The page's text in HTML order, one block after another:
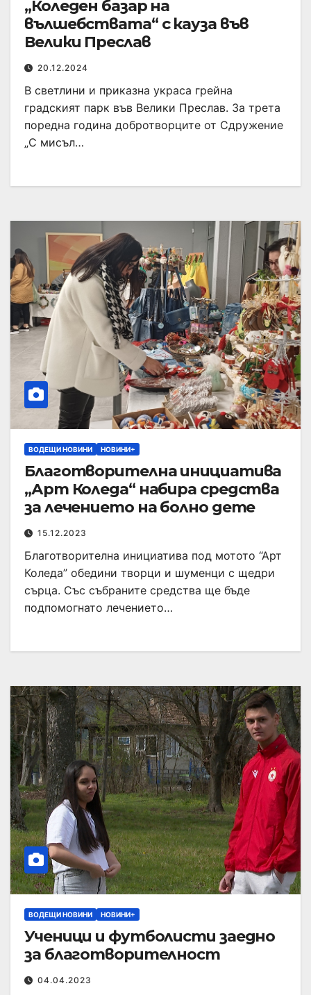
„Коледен базар на
вълшебствата“ с кауза във
Велики Преслав
20.12.2024
В светлини и приказна украса грейна
градският парк във Велики Преслав. За трета
поредна година добротворците от Сдружение
„С мисъл…
ВОДЕЩИ НОВИНИ НОВИНИ+
Благотворителна инициатива
„Арт Коледа“ набира средства
за лечението на болно дете
15.12.2023
Благотворителна инициатива под мотото “Арт
Коледа” обедини творци и шуменци с щедри
сърца. Със събраните средства ще бъде
подпомогнато лечението…
ВОДЕЩИ НОВИНИ НОВИНИ+
Ученици и футболисти заедно
за благотворителност
04.04.2023